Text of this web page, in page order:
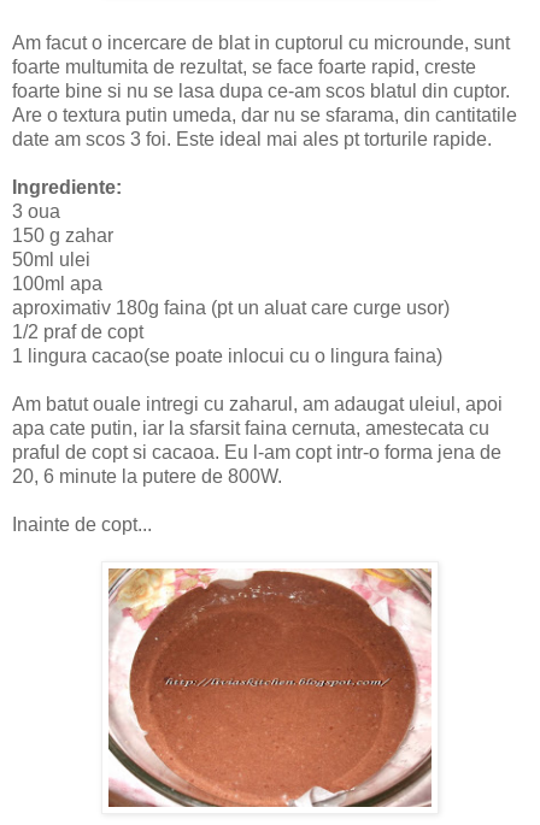
Am facut o incercare de blat in cuptorul cu microunde, sunt
foarte multumita de rezultat, se face foarte rapid, creste
foarte bine si nu se lasa dupa ce-am scos blatul din cuptor.
Are o textura putin umeda, dar nu se sfarama, din cantitatile
date am scos 3 foi. Este ideal mai ales pt torturile rapide.
Ingrediente:
3 oua
150 g zahar
50ml ulei
100ml apa
aproximativ 180g faina (pt un aluat care curge usor)
1/2 praf de copt
1 lingura cacao(se poate inlocui cu o lingura faina)
Am batut ouale intregi cu zaharul, am adaugat uleiul, apoi
apa cate putin, iar la sfarsit faina cernuta, amestecata cu
praful de copt si cacaoa. Eu l-am copt intr-o forma jena de
20, 6 minute la putere de 800W.
Inainte de copt...